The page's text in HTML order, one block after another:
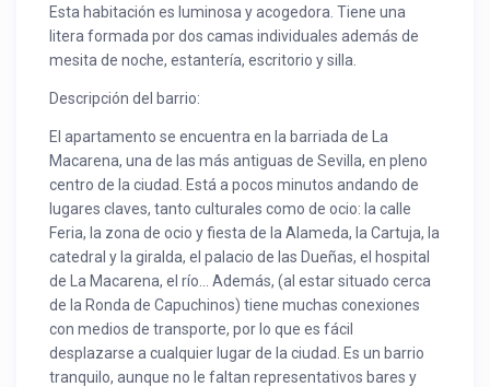
Esta habitación es luminosa y acogedora. Tiene una
litera formada por dos camas individuales además de
mesita de noche, estantería, escritorio y silla.
Descripción del barrio:
El apartamento se encuentra en la barriada de La
Macarena, una de las más antiguas de Sevilla, en pleno
centro de la ciudad. Está a pocos minutos andando de
lugares claves, tanto culturales como de ocio: la calle
Feria, la zona de ocio y fiesta de la Alameda, la Cartuja, la
catedral y la giralda, el palacio de las Dueñas, el hospital
de La Macarena, el río… Además, (al estar situado cerca
de la Ronda de Capuchinos) tiene muchas conexiones
con medios de transporte, por lo que es fácil
desplazarse a cualquier lugar de la ciudad. Es un barrio
tranquilo, aunque no le faltan representativos bares y